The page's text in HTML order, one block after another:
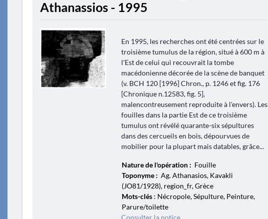
Athanassios - 1995
En 1995, les recherches ont été centrées sur le
troisième tumulus de la région, situé à 600 m à
l'Est de celui qui recouvrait la tombe
macédonienne décorée de la scène de banquet
(v. BCH 120 [1996] Chron., p. 1246 et fig. 176
[Chronique n.12583, fig. 5],
malencontreusement reproduite à l'envers). Les
fouilles dans la partie Est de ce troisième
tumulus ont révélé quarante-six sépultures
dans des cercueils en bois, dépourvues de
mobilier pour la plupart mais datables, grâce...
Nature de l'opération : Fouille
Toponyme : Ag. Athanasios, Kavakli
(JO81/1928), region_fr, Grèce
Mots-clés: Nécropole, Sépulture, Peinture,
Parure/toilette
Consulter la notice